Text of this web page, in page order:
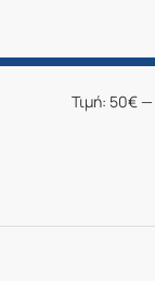
Τιμή: 50€—